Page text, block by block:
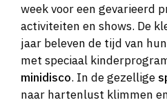
week voor een gevarieerd
activiteiten en shows. De
jaar beleven de tijd van
met speciaal
minidisco. In de gezellige
naar hartenlust klimmen